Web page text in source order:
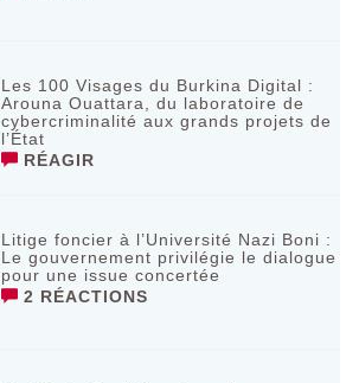
Les 100 Visages du Burkina Digital :
Arouna Ouattara, du laboratoire de
cybercriminalité aux grands projets de
l’État
RÉAGIR
Litige foncier à l’Université Nazi Boni :
Le gouvernement privilégie le dialogue
pour une issue concertée
2 RÉACTIONS